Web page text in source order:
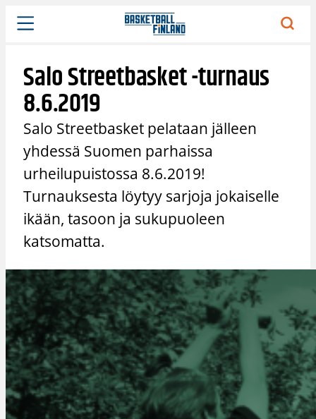
Siirry
sisältöön
Salo Streetbasket -turnaus
8.6.2019
Salo Streetbasket pelataan jälleen
yhdessä Suomen parhaissa
urheilupuistossa 8.6.2019!
Turnauksesta löytyy sarjoja jokaiselle
ikään, tasoon ja sukupuoleen
katsomatta.